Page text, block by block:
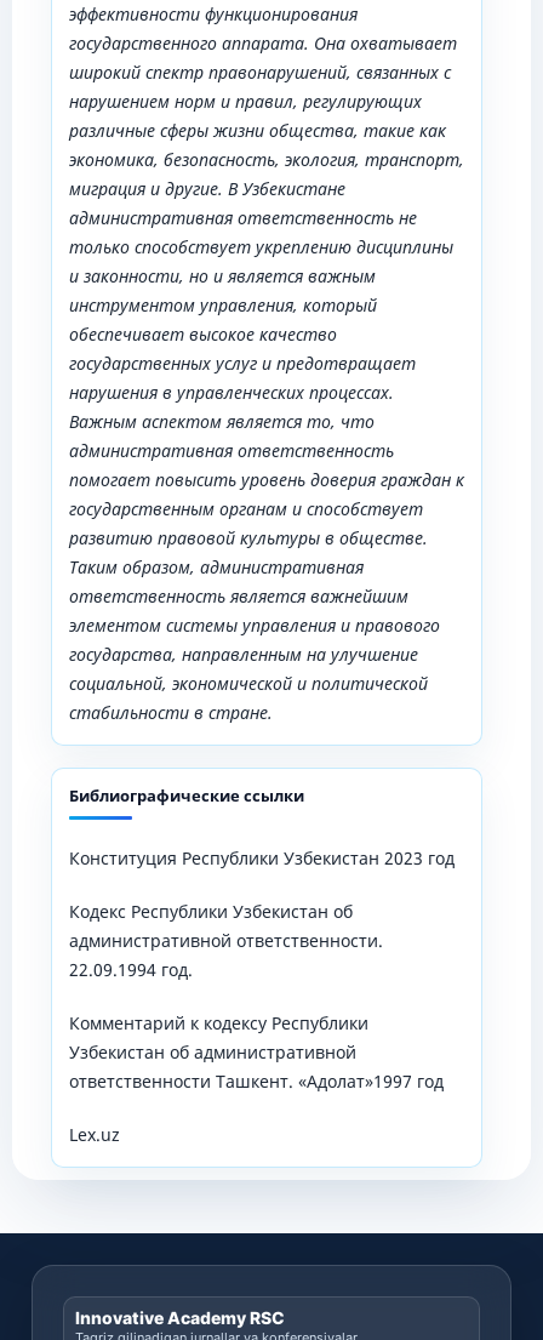
эффективности функционирования
государственного аппарата. Она охватывает
широкий спектр правонарушений, связанных с
нарушением норм и правил, регулирующих
различные сферы жизни общества, такие как
экономика, безопасность, экология, транспорт,
миграция и другие. В Узбекистане
административная ответственность не
только способствует укреплению дисциплины
и законности, но и является важным
инструментом управления, который
обеспечивает высокое качество
государственных услуг и предотвращает
нарушения в управленческих процессах.
Важным аспектом является то, что
административная ответственность
помогает повысить уровень доверия граждан к
государственным органам и способствует
развитию правовой культуры в обществе.
Таким образом, административная
ответственность является важнейшим
элементом системы управления и правового
государства, направленным на улучшение
социальной, экономической и политической
стабильности в стране.
Библиографические ссылки
Конституция Республики Узбекистан 2023 год
Кодекс Республики Узбекистан об
административной ответственности.
22.09.1994 год.
Комментарий к кодексу Республики
Узбекистан об административной
ответственности Ташкент. «Адолат»1997 год
Lex.uz
Innovative Academy RSC